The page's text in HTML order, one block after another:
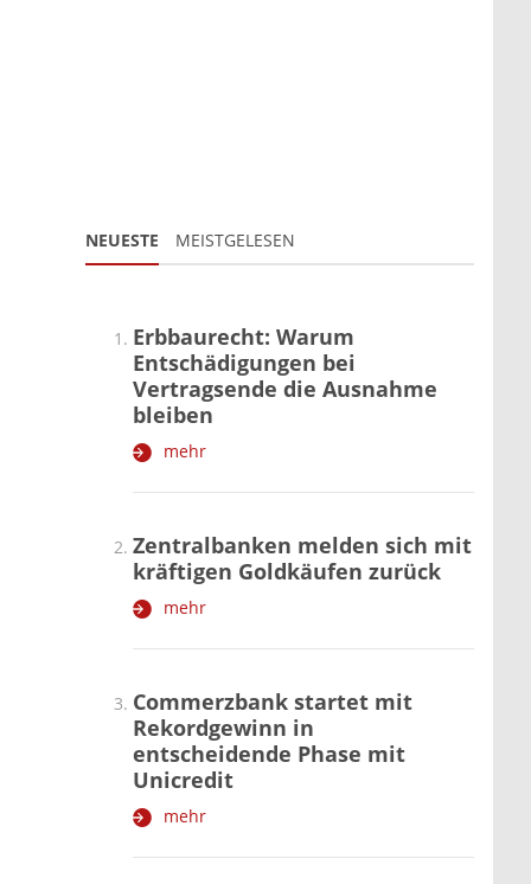
NEUESTE MEISTGELESEN
Erbbaurecht: Warum
Entschädigungen bei
Vertragsende die Ausnahme
bleiben
mehr
Zentralbanken melden sich mit
kräftigen Goldkäufen zurück
mehr
Commerzbank startet mit
Rekordgewinn in
entscheidende Phase mit
Unicredit
mehr